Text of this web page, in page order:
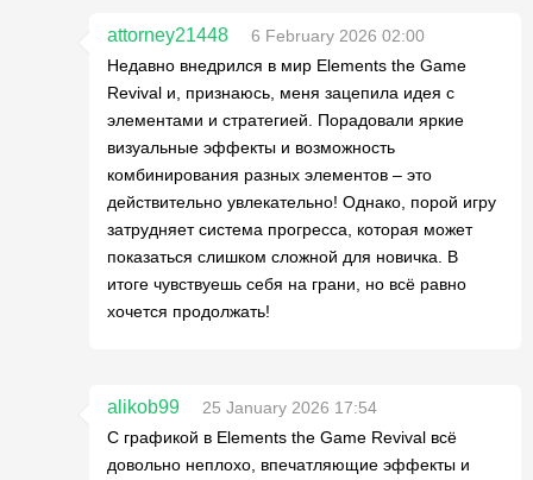
attorney21448
6 February 2026 02:00
Недавно внедрился в мир Elements the Game
Revival и, признаюсь, меня зацепила идея с
элементами и стратегией. Порадовали яркие
визуальные эффекты и возможность
комбинирования разных элементов – это
действительно увлекательно! Однако, порой игру
затрудняет система прогресса, которая может
показаться слишком сложной для новичка. В
итоге чувствуешь себя на грани, но всё равно
хочется продолжать!
alikob99
25 January 2026 17:54
С графикой в Elements the Game Revival всё
довольно неплохо, впечатляющие эффекты и